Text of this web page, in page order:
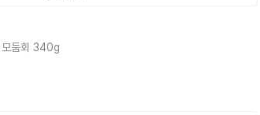
모둠회 340g